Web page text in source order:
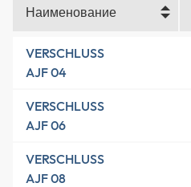
Наименование
VERSCHLUSS
AJF 04
VERSCHLUSS
AJF 06
VERSCHLUSS
AJF 08